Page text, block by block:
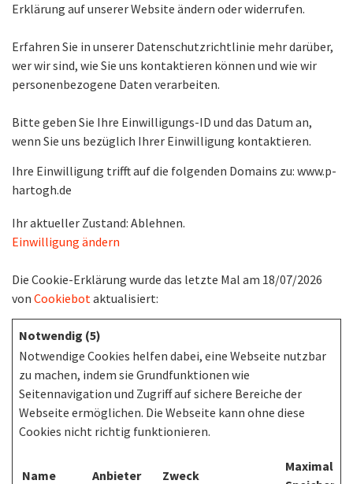
Erklärung auf unserer Website ändern oder widerrufen.
Erfahren Sie in unserer Datenschutzrichtlinie mehr darüber,
wer wir sind, wie Sie uns kontaktieren können und wie wir
personenbezogene Daten verarbeiten.
Bitte geben Sie Ihre Einwilligungs-ID und das Datum an,
wenn Sie uns bezüglich Ihrer Einwilligung kontaktieren.
Ihre Einwilligung trifft auf die folgenden Domains zu: www.p-
hartogh.de
Ihr aktueller Zustand: Ablehnen.
Einwilligung ändern
Die Cookie-Erklärung wurde das letzte Mal am 18/07/2026
von Cookiebotaktualisiert:
Notwendig (5)
Notwendige Cookies helfen dabei, eine Webseite nutzbar
zu machen, indem sie Grundfunktionen wie
Seitennavigation und Zugriff auf sichere Bereiche der
Webseite ermöglichen. Die Webseite kann ohne diese
Cookies nicht richtig funktionieren.
Name Anbieter Zweck
Maximale